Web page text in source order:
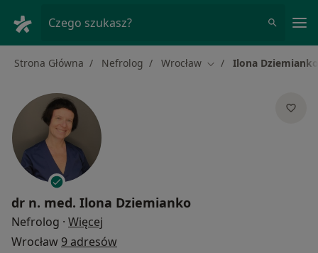
Czego szukasz?
Strona Główna Nefrolog Wrocław Zmień miasto
Ilona Dziemianko
dr n. med. Ilona Dziemianko
Nefrolog · Więcej
Wrocław 9 adresów